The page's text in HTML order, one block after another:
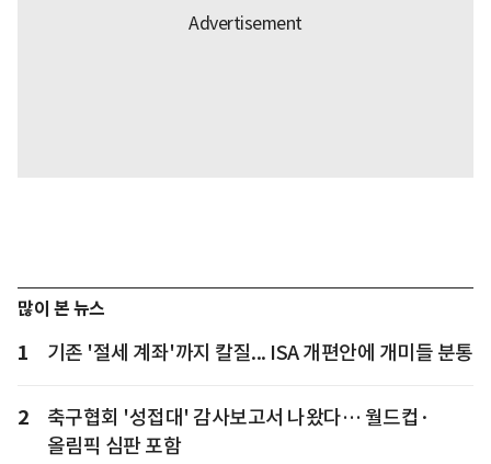
많이 본 뉴스
1 기존 '절세 계좌'까지 칼질... ISA 개편안에 개미들 분통
2
축구협회 '성접대' 감사보고서 나왔다… 월드컵·
올림픽 심판 포함